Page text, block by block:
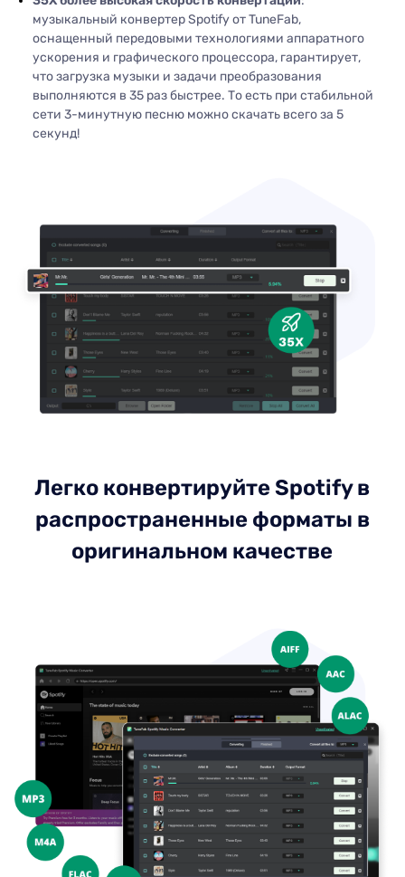
музыкальный конвертер Spotify от TuneFab,
оснащенный передовыми технологиями аппаратного
ускорения и графического процессора, гарантирует,
что загрузка музыки и задачи преобразования
выполняются в 35 раз быстрее. То есть при стабильной
сети 3-минутную песню можно скачать всего за 5
секунд!
Легко конвертируйте Spotify в
распространенные форматы в
оригинальном качестве